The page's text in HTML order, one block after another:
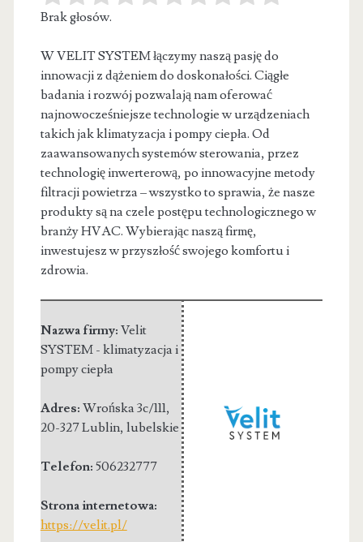
Brak głosów.
W VELIT SYSTEM łączymy naszą pasję do
innowacji z dążeniem do doskonałości. Ciągłe
badania i rozwój pozwalają nam oferować
najnowocześniejsze technologie w urządzeniach
takich jak klimatyzacja i pompy ciepła. Od
zaawansowanych systemów sterowania, przez
technologię inwerterową, po innowacyjne metody
filtracji powietrza – wszystko to sprawia, że nasze
produkty są na czele postępu technologicznego w
branży HVAC. Wybierając naszą firmę,
inwestujesz w przyszłość swojego komfortu i
zdrowia.
Nazwa firmy: Velit
SYSTEM - klimatyzacja i
pompy ciepła
Adres: Wrońska 3c/111,
20-327 Lublin, lubelskie
Telefon: 506232777
Strona internetowa:
https://velit.pl/